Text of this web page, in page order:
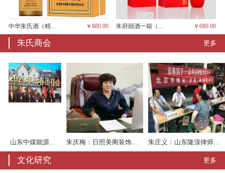
中华朱氏酒（精品、一箱6瓶，茅台酱香） ￥880.00 朱府囍酒一箱（六瓶、茅台酱香） ￥680.00
朱氏商会 更多
朱道六：天津湖北商会会长 朱德玉：山东中煤能源机械有限责任公司
文化研究 更多